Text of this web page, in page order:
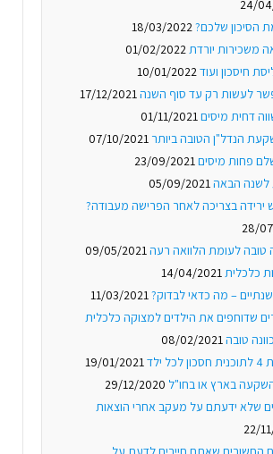
24/
הסיכון שלכם?18/03/2022
משכירות יורדת01/02/2022
חיסכון ועוד10/01/2022
לעשות רק עד סוף השנה17/12/2021
דחית מיסים01/11/2021
הנדל"ן הטובה ביותר07/10/2021
פחות מיסים23/09/2021
לשנה הבאה05/09/2021
ירידה בצריכה לאחר הפרישה מעבודה?
28/
טובה לעומת הלוואה רעה09/05/2021
כלכלית14/04/2021
– מה כדאי לבדוק?11/03/2021
שדוחפים את הילדים למצוקה כלכלית
טובה08/02/2021
ילד
19/01/2021
בארץ או בחו"ל 29/12/2020
22/